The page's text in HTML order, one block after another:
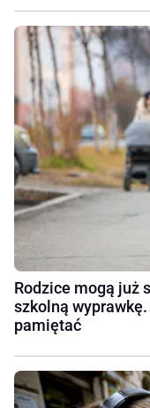
Rodzice mogą już
szkolną
pamiętać